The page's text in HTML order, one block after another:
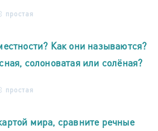
простая
Как они называются?
солоноватая или солёная?
простая
мира, сравните речные